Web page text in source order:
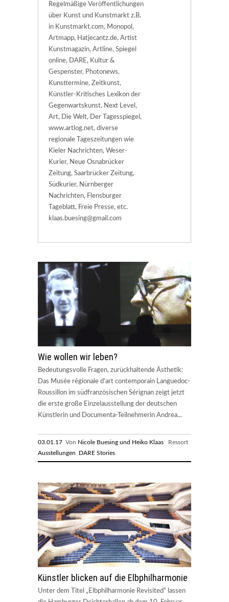
Regelmäßige Veröffentlichungen
über Kunst und Kunstmarkt z.B.
in Kunstmarkt.com, Monopol,
Artmapp, Hatjecantz.de, Artist
Kunstmagazin, Artline, Spiegel
online, DARE, Kultur &
Gespenster, Photonews,
Kunsttermine, Zeitkunst,
Künstler-Kritisches Lexikon der
Gegenwartskunst, Next Level,
Art, Die Welt, Der Tagesspiegel,
www.artlog.net, diverse
regionale Tageszeitungen wie
Kieler Nachrichten, Weser-
Kurier, Neue Osnabrücker
Zeitung, Saarbrücker Zeitung,
Südkurier, Nürnberger
Nachrichten, Flensburger
Tageblatt, Freie Presse, etc.
klaas.buesing@gmail.com
Wie wollen wir leben?
Bedeutungsvolle Fragen, zurückhaltende Ästhetik:
Das Musée régionale d’art contemporain Languedoc-
Roussillon im südfranzösischen Sérignan zeigt jetzt
die erste große Einzelausstellung der deutschen
Künstlerin und Documenta-Teilnehmerin Andrea...
03.01.17 Von Nicole Buesing und Heiko Klaas Ressort
Ausstellungen
DARE Stories
Künstler blicken auf die Elbphilharmonie
Unter dem Titel „Elbphilharmonie Revisited“ lassen